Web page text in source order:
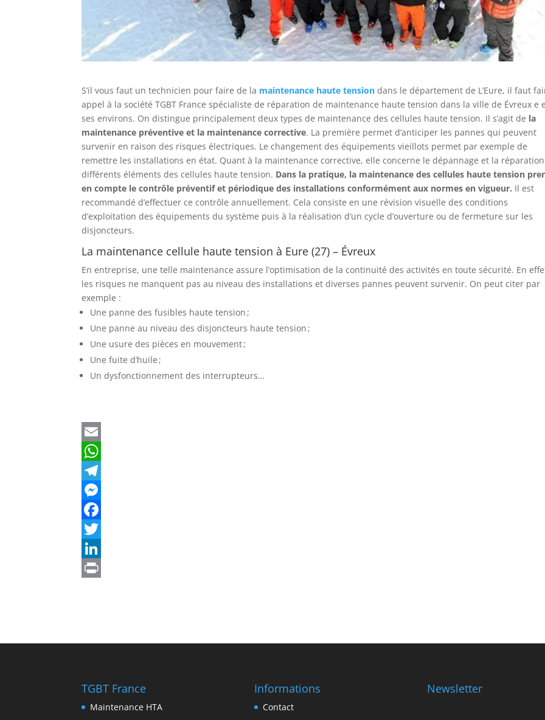
S’il vous faut un technicien pour faire de la maintenance haute tension dans le département de L’Eure, il faut
appel à la société TGBT France spécialiste de réparation de maintenance haute tension dans la ville de Évreux e
ses environs. On distingue principalement deux types de maintenance des cellules haute tension. Il s’agit de la
maintenance préventive et la maintenance corrective. La première permet d’anticiper les pannes qui peuvent
survenir en raison des risques électriques. Le changement des équipements vieillots permet par exemple de
remettre les installations en état. Quant à la maintenance corrective, elle concerne le dépannage et la
différents éléments des cellules haute tension. Dans la pratique, la maintenance des cellules haute tension
en compte le contrôle préventif et périodique des installations conformément aux normes en vigueur. Il est
recommandé d’effectuer ce contrôle annuellement. Cela consiste en une révision visuelle des conditions
d’exploitation des équipements du système puis à la réalisation d’un cycle d’ouverture ou de fermeture sur les
disjoncteurs.
La maintenance cellule haute tension à Eure (27) – Évreux
En entreprise, une telle maintenance assure l’optimisation de la continuité des activités en toute sécurité. En
les risques ne manquent pas au niveau des installations et diverses pannes peuvent survenir. On peut citer par
exemple :
Une panne des fusibles haute tension ;
Une panne au niveau des disjoncteurs haute tension ;
Une usure des pièces en mouvement ;
Une fuite d’huile ;
Un dysfonctionnement des interrupteurs…
TGBT France
Maintenance HTA
Informations
Contact
Newsletter